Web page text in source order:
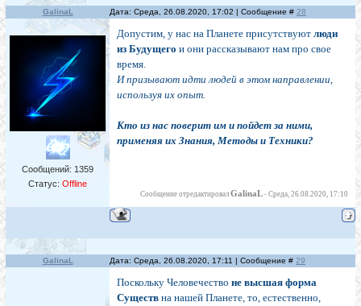
GalinaL Дата: Среда, 26.08.2020, 17:02 | Сообщение # 28
Сообщений: 1359
Статус: Offline
Допустим, у нас на Планете присутствуют люди
из Будущего и они рассказывают нам про свое
время.
И призывают идти людей в этом направлении,
используя их опыт.
Кто из нас поверит им и пойдет за ними,
применяя их Знания, Методы и Техники?
Сообщение отредактировал GalinaL - Среда, 26.08.2020, 17:10
GalinaL Дата: Среда, 26.08.2020, 17:11 | Сообщение # 29
Поскольку Человечество не высшая форма
Существ на нашей Планете, то, естественно,